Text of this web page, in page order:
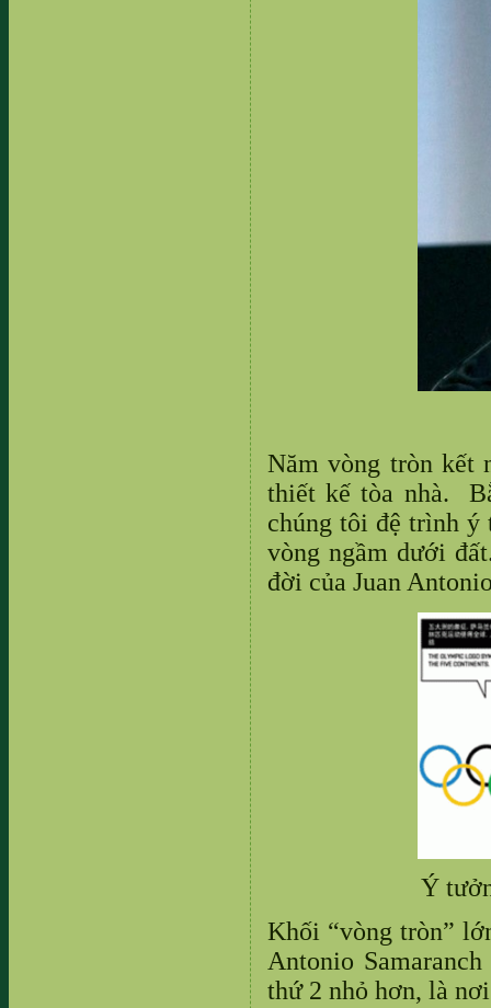
Năm vòng tròn kết
thiết kế tòa nhà.
chúng tôi đệ trình ý
vòng ngầm dưới
đời của Juan
Ý
Khối “vòng tròn”
Antonio
thứ 2 nhỏ hơn, là